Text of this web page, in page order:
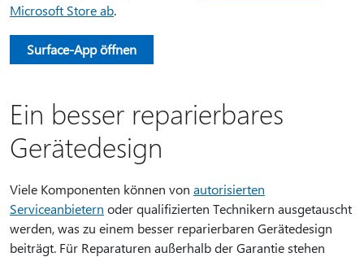
Microsoft Store ab.
Surface-App öffnen
Ein besser reparierbares
Gerätedesign
Viele Komponenten können von autorisierten
Serviceanbietern oder qualifizierten Technikern ausgetauscht
werden, was zu einem besser reparierbaren Gerätedesign
beiträgt. Für Reparaturen außerhalb der Garantie stehen